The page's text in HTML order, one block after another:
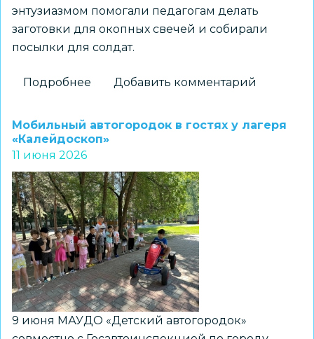
энтузиазмом помогали педагогам делать
заготовки для окопных свечей и собирали
посылки для солдат.
Подробнее
пользой:
дети
в
Советском
районе
помогают
фронту
Добавить комментарий
Мобильный автогородок в гостях у лагеря
«Калейдоскоп»
11 июня 2026
9 июня МАУДО «Детский автогородок»